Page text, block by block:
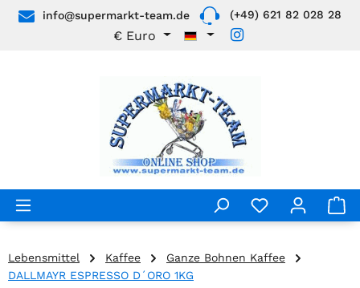
Zum Hauptinhalt springen
info@supermarkt-team.de (+49) 621 82 028 28
€ Euro
Lebensmittel Kaffee
Ganze Bohnen Kaffee
DALLMAYR ESPRESSO D´ORO 1KG